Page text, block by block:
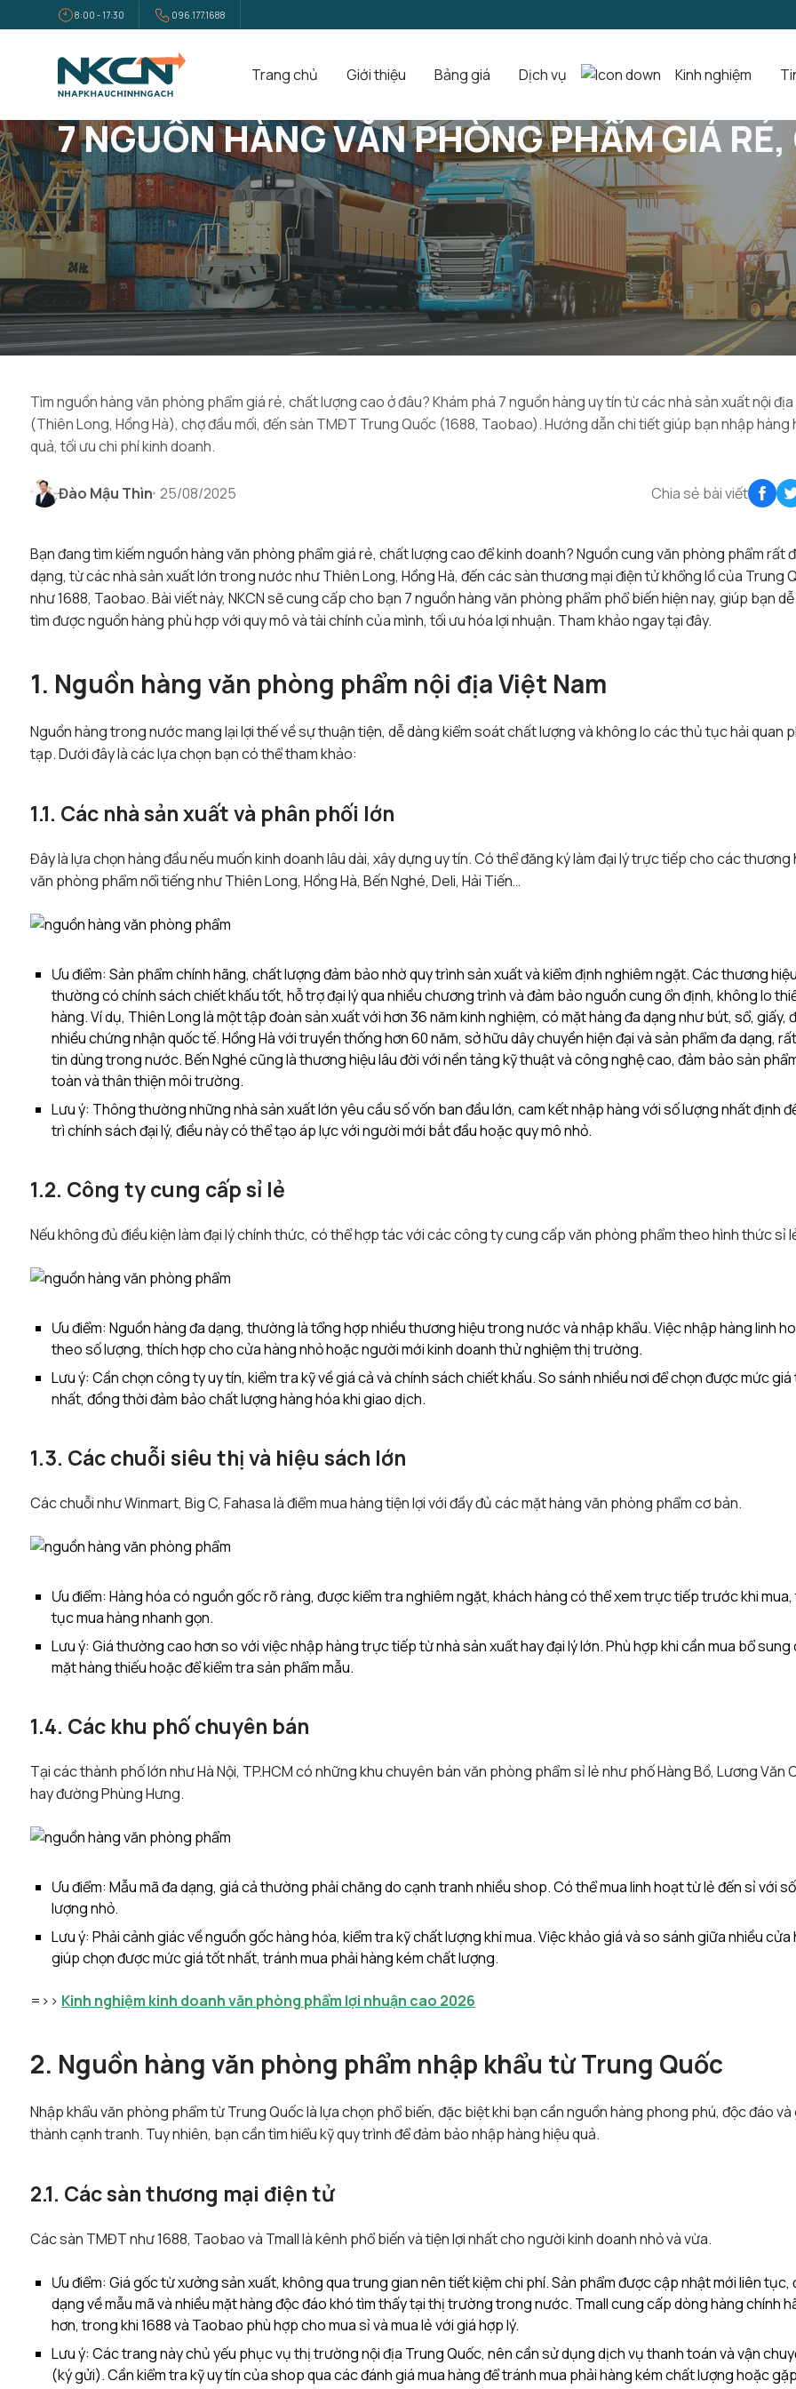
8:00 - 17:30 096.177.1688
Trang chủ Giới thiệu Bảng giá Dịch vụ Kinh nghiệm
Trang Chủ Tin Tức
7 NGUỒN HÀNG VĂN PHÒNG PHẨM GIÁ
Tìm nguồn hàng văn phòng phẩm giá rẻ, chất lượng cao ở đâu? Khám phá 7 nguồn hàng uy tín từ các nhà sản xuất nội địa
(Thiên Long, Hồng Hà), chợ đầu mối, đến sàn TMĐT Trung Quốc (1688, Taobao). Hướng dẫn chi tiết giúp bạn nhập hàng
quả, tối ưu chi phí kinh doanh.
Đào Mậu Thìn 25/08/2025 Chia sẻ bài viết
Bạn đang tìm kiếm nguồn hàng văn phòng phẩm giá rẻ, chất lượng cao để kinh doanh? Nguồn cung văn phòng phẩm rất
dạng, từ các nhà sản xuất lớn trong nước như Thiên Long, Hồng Hà, đến các sàn thương mại điện tử khổng lồ của Trung
như 1688, Taobao. Bài viết này, NKCN sẽ cung cấp cho bạn 7 nguồn hàng văn phòng phẩm phổ biến hiện nay, giúp bạn
tìm được nguồn hàng phù hợp với quy mô và tài chính của mình, tối ưu hóa lợi nhuận. Tham khảo ngay tại đây.
1. Nguồn hàng văn phòng phẩm nội địa Việt Nam
Nguồn hàng trong nước mang lại lợi thế về sự thuận tiện, dễ dàng kiểm soát chất lượng và không lo các thủ tục hải quan
tạp. Dưới đây là các lựa chọn bạn có thể tham khảo:
1.1. Các nhà sản xuất và phân phối lớn
Đây là lựa chọn hàng đầu nếu muốn kinh doanh lâu dài, xây dựng uy tín. Có thể đăng ký làm đại lý trực tiếp cho các thương
văn phòng phẩm nổi tiếng như Thiên Long, Hồng Hà, Bến Nghé, Deli, Hải Tiến…
Ưu điểm: Sản phẩm chính hãng, chất lượng đảm bảo nhờ quy trình sản xuất và kiểm định nghiêm ngặt. Các thương
thường có chính sách chiết khấu tốt, hỗ trợ đại lý qua nhiều chương trình và đảm bảo nguồn cung ổn định, không lo
hàng. Ví dụ, Thiên Long là một tập đoàn sản xuất với hơn 36 năm kinh nghiệm, có mặt hàng đa dạng như bút, sổ, giấy,
nhiều chứng nhận quốc tế. Hồng Hà với truyền thống hơn 60 năm, sở hữu dây chuyền hiện đại và sản phẩm đa dạng,
tin dùng trong nước. Bến Nghé cũng là thương hiệu lâu đời với nền tảng kỹ thuật và công nghệ cao, đảm bảo sản
toàn và thân thiện môi trường.
Lưu ý: Thông thường những nhà sản xuất lớn yêu cầu số vốn ban đầu lớn, cam kết nhập hàng với số lượng nhất định
trì chính sách đại lý, điều này có thể tạo áp lực với người mới bắt đầu hoặc quy mô nhỏ.
1.2. Công ty cung cấp sỉ lẻ
Nếu không đủ điều kiện làm đại lý chính thức, có thể hợp tác với các công ty cung cấp văn phòng phẩm theo hình thức sỉ
Ưu điểm: Nguồn hàng đa dạng, thường là tổng hợp nhiều thương hiệu trong nước và nhập khẩu. Việc nhập hàng linh
theo số lượng, thích hợp cho cửa hàng nhỏ hoặc người mới kinh doanh thử nghiệm thị trường.
Lưu ý: Cần chọn công ty uy tín, kiểm tra kỹ về giá cả và chính sách chiết khấu. So sánh nhiều nơi để chọn được mức
nhất, đồng thời đảm bảo chất lượng hàng hóa khi giao dịch.
1.3. Các chuỗi siêu thị và hiệu sách lớn
Các chuỗi như Winmart, Big C, Fahasa là điểm mua hàng tiện lợi với đầy đủ các mặt hàng văn phòng phẩm cơ bản.
Ưu điểm: Hàng hóa có nguồn gốc rõ ràng, được kiểm tra nghiêm ngặt, khách hàng có thể xem trực tiếp trước khi
tục mua hàng nhanh gọn.
Lưu ý: Giá thường cao hơn so với việc nhập hàng trực tiếp từ nhà sản xuất hay đại lý lớn. Phù hợp khi cần mua bổ sung
mặt hàng thiếu hoặc để kiểm tra sản phẩm mẫu.
1.4. Các khu phố chuyên bán
Tại các thành phố lớn như Hà Nội, TP.HCM có những khu chuyên bán văn phòng phẩm sỉ lẻ như phố Hàng Bồ, Lương Văn
hay đường Phùng Hưng.
Ưu điểm: Mẫu mã đa dạng, giá cả thường phải chăng do cạnh tranh nhiều shop. Có thể mua linh hoạt từ lẻ đến sỉ với số
lượng nhỏ.
Lưu ý: Phải cảnh giác về nguồn gốc hàng hóa, kiểm tra kỹ chất lượng khi mua. Việc khảo giá và so sánh giữa nhiều cửa
giúp chọn được mức giá tốt nhất, tránh mua phải hàng kém chất lượng.
=>> Kinh nghiệm kinh doanh văn phòng phẩm lợi nhuận cao 2026
2. Nguồn hàng văn phòng phẩm nhập khẩu từ Trung Quốc
Nhập khẩu văn phòng phẩm từ Trung Quốc là lựa chọn phổ biến, đặc biệt khi bạn cần nguồn hàng phong phú, độc đáo và
thành cạnh tranh. Tuy nhiên, bạn cần tìm hiểu kỹ quy trình để đảm bảo nhập hàng hiệu quả.
2.1. Các sàn thương mại điện tử
Các sàn TMĐT như 1688, Taobao và Tmall là kênh phổ biến và tiện lợi nhất cho người kinh doanh nhỏ và vừa.
Ưu điểm: Giá gốc từ xưởng sản xuất, không qua trung gian nên tiết kiệm chi phí. Sản phẩm được cập nhật mới liên tục,
dạng về mẫu mã và nhiều mặt hàng độc đáo khó tìm thấy tại thị trường trong nước. Tmall cung cấp dòng hàng chính
hơn, trong khi 1688 và Taobao phù hợp cho mua sỉ và mua lẻ với giá hợp lý.
Lưu ý: Các trang này chủ yếu phục vụ thị trường nội địa Trung Quốc, nên cần sử dụng dịch vụ thanh toán và vận
(ký gửi). Cần kiểm tra kỹ uy tín của shop qua các đánh giá mua hàng để tránh mua phải hàng kém chất lượng hoặc